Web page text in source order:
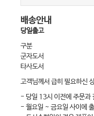
진료비 거짓청구와 부당청
참고) 실수로 거짓청구나
의사에게 진료거부란?
의사에게 진단서 허위작성
의사와 향정신성 의약품 23
참고) 의사 자신이 진료하
의사에게 ‘의약품 허가 외
배송안내
당일출고
구분
군자도서
타사도서
고객님께서 급히 필요하신
- 당일 13시 이전에 주문과
- 월요일 ~ 금요일 사이에